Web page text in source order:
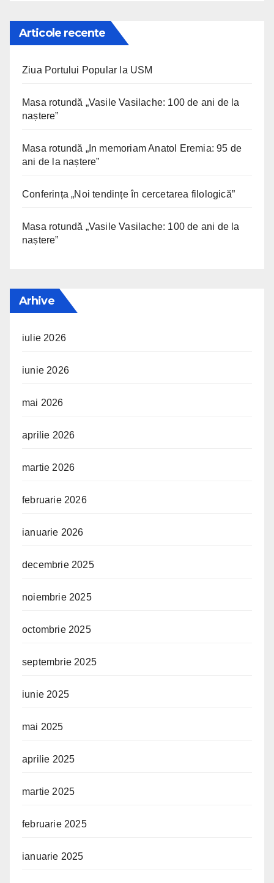
Articole recente
Ziua Portului Popular la USM
Masa rotundă „Vasile Vasilache: 100 de ani de la
naștere”
Masa rotundă „In memoriam Anatol Eremia: 95 de
ani de la naștere”
Conferința „Noi tendințe în cercetarea filologică”
Masa rotundă „Vasile Vasilache: 100 de ani de la
naștere”
Arhive
iulie 2026
iunie 2026
mai 2026
aprilie 2026
martie 2026
februarie 2026
ianuarie 2026
decembrie 2025
noiembrie 2025
octombrie 2025
septembrie 2025
iunie 2025
mai 2025
aprilie 2025
martie 2025
februarie 2025
ianuarie 2025